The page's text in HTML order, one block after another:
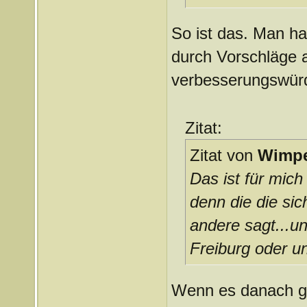
So ist das. Man
durch Vorschläge
Zitat:
Zitat von
Das ist für
denn die die
andere
Freiburg oder
Wenn es danach